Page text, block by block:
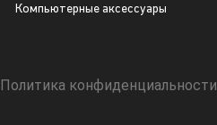
Компьютерные аксессуары
Политика конфиденциальности